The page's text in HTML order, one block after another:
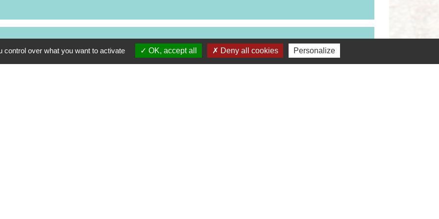
over what you want to activate OK, accept all Deny all cookies Personalize